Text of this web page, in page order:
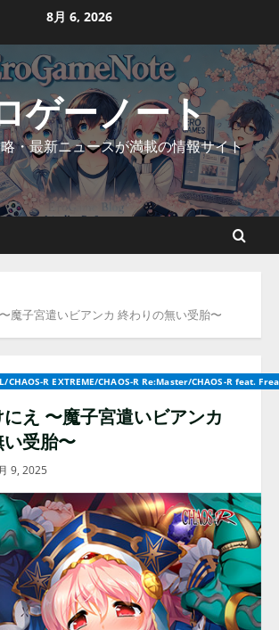
8月 6, 2026
ゲーノート
・最新ニュースが満載の情報サイト
魔子宮遣いビアンカ 終わりの無い受胎〜
CHAOS-R EXTREME/CHAOS-R Re:Master/CHAOS-R feat.
え 〜魔子宮遣いビアンカ
受胎〜
9, 2025